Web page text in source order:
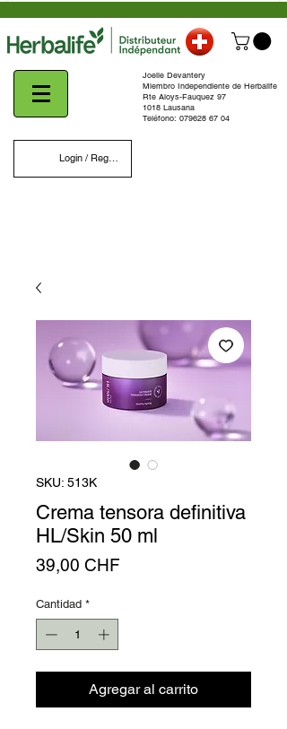
Login / Register
Joelle Devantery
Miembro Independiente de Herbalife
Rte Aloys-Fauquez 97
1018 Lausana
Teléfono: 079628 67 04
SKU: 513K
Crema tensora definitiva
HL/Skin 50 ml
39,00 CHF
Cantidad *
Agregar al carrito